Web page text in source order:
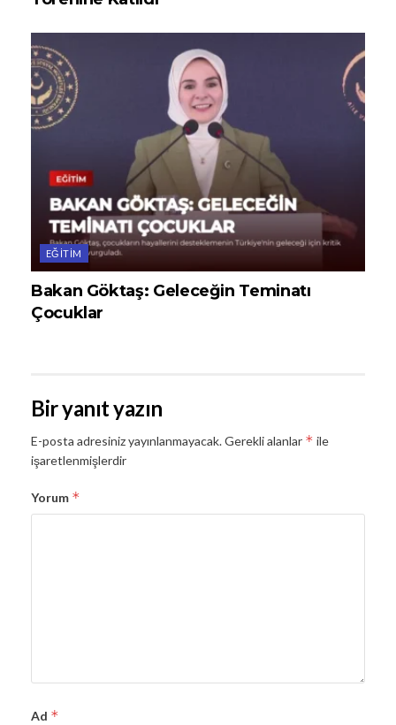
EĞITIM
Bakan Göktaş: Geleceğin Teminatı
Çocuklar
Bir yanıt yazın
E-posta adresiniz yayınlanmayacak.Gerekli alanlar * ile
işaretlenmişlerdir
Yorum *
Ad *